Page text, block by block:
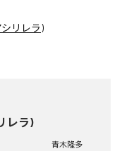
リレラ)
レラ)
青木隆多